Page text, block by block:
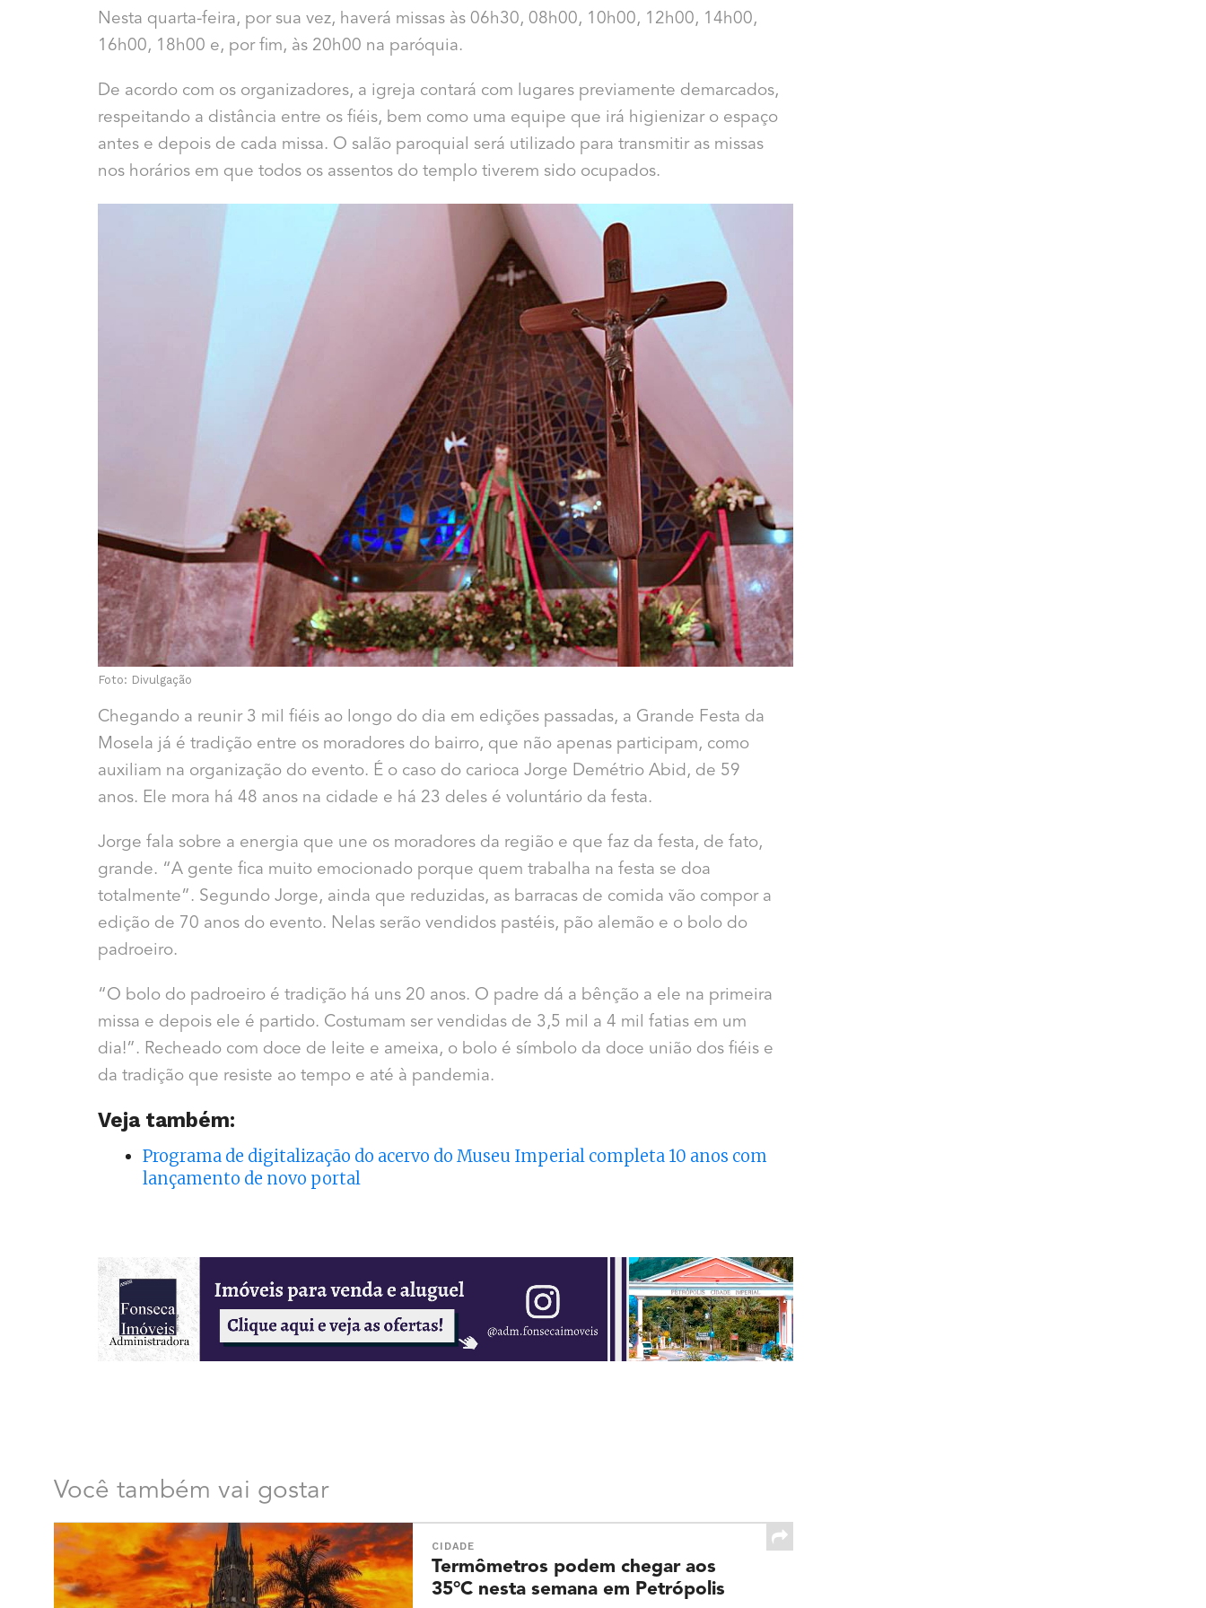
Nesta quarta-feira, por sua vez, haverá missas às 06h30, 08h00, 10h00, 12h00, 14h00,
16h00, 18h00 e, por fim, às 20h00 na paróquia.
De acordo com os organizadores, a igreja contará com lugares previamente demarcados,
respeitando a distância entre os fiéis, bem como uma equipe que irá higienizar o espaço
antes e depois de cada missa. O salão paroquial será utilizado para transmitir as missas
nos horários em que todos os assentos do templo tiverem sido ocupados.
Foto: Divulgação
Chegando a reunir 3 mil fiéis ao longo do dia em edições passadas, a Grande Festa da
Mosela já é tradição entre os moradores do bairro, que não apenas participam, como
auxiliam na organização do evento. É o caso do carioca Jorge Demétrio Abid, de 59
anos. Ele mora há 48 anos na cidade e há 23 deles é voluntário da festa.
Jorge fala sobre a energia que une os moradores da região e que faz da festa, de fato,
grande. “A gente fica muito emocionado porque quem trabalha na festa se doa
totalmente”. Segundo Jorge, ainda que reduzidas, as barracas de comida vão compor a
edição de 70 anos do evento. Nelas serão vendidos pastéis, pão alemão e o bolo do
padroeiro.
“O bolo do padroeiro é tradição há uns 20 anos. O padre dá a bênção a ele na primeira
missa e depois ele é partido. Costumam ser vendidas de 3,5 mil a 4 mil fatias em um
dia!”. Recheado com doce de leite e ameixa, o bolo é símbolo da doce união dos fiéis e
da tradição que resiste ao tempo e até à pandemia.
Veja também:
Programa de digitalização do acervo do Museu Imperial completa 10 anos com
lançamento de novo portal
Você também vai gostar
CIDADE
Termômetros podem chegar aos
35°C nesta semana em Petrópolis